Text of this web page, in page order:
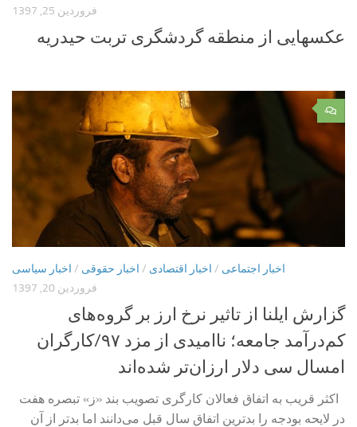
فروردین 25, 1397
عکسهایی از منطقه گردشگری تربت حیدریه
۰
اخبار اجتماعی / اخبار اقتصادی / اخبار حقوقی / اخبار سیاسی
فروردین 20, 1397
گزارش ایلنا از تاثیر نرخ ارز بر گروه‌های
کم‌درآمد جامعه؛ ناامیدی از مزد ۹۷/کارگران
امسال سی دلار ارزان‌تر شده‌اند
اکثر قریب به اتفاق فعالان کارگری تصویب بند «ز» تبصره هفت
در لایحه بودجه را بدترین اتفاق سال قبل می‌دانند اما بدتر از آن